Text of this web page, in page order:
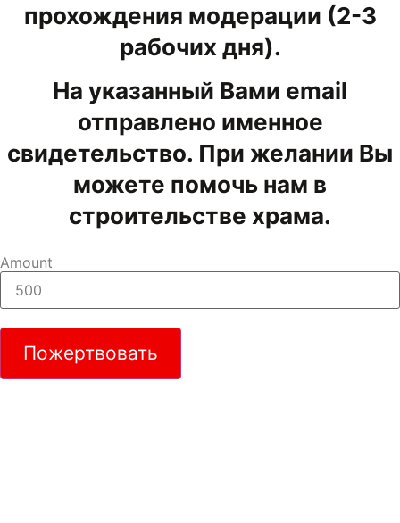
прохождения модерации (2-3
рабочих дня).
На указанный Вами email
отправлено именное
свидетельство. При желании Вы
можете помочь нам в
строительстве храма.
Amount
Пожертвовать